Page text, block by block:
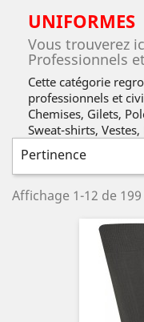
UNIFORMES
Vous trouverez
Professionnels
Cette catégorie
professionnels et
Chemises, Gilets,
Sweat-shirts, Vestes,
Pertinence
Affichage 1-12 de